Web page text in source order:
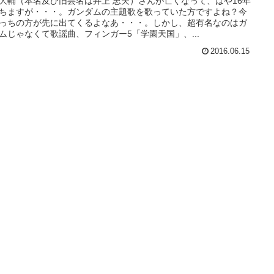
ますが・・・。ガンダムの主題歌を歌っていた方ですよね？今
ちの方が先に出てくるよなあ・・・。しかし、超有名なのはガ
じゃなくて歌謡曲、フィンガー5「学園天国」、...
2016.06.15